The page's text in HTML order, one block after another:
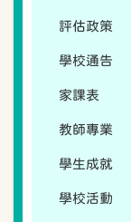
評估政策
學校通告
家課表
教師專業
學生成就
學校活動